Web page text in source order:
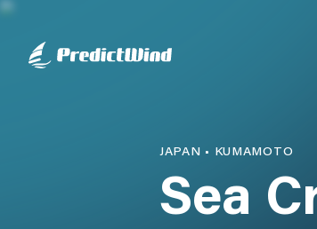
JAPAN • KUMAMOTO
Sea